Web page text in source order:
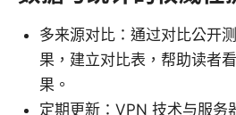
多来源对比：通过对比公开
果，建立对比表，帮助读者
果。
定期更新：VPN 技术与服务